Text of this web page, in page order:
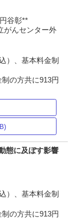
谷彰**
がんセンター外
）、基本料金制
の方共に913円
態に及ぼす影響
）、基本料金制
の方共に913円